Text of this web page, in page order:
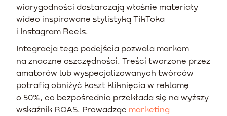
wiarygodności dostarczają właśnie materiały
wideo inspirowane stylistyką TikToka
i Instagram Reels.
Integracja tego podejścia pozwala markom
na znaczne oszczędności. Treści tworzone przez
amatorów lub wyspecjalizowanych twórców
potrafią obniżyć koszt kliknięcia w reklamę
o 50%, co bezpośrednio przekłada się na wyższy
wskaźnik ROAS. Prowadząc marketing